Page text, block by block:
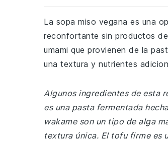
La sopa miso vegana es una
reconfortante sin productos
umami que provienen de la
una textura y nutrientes
Algunos ingredientes de esta
es una pasta fermentada
wakame son un tipo de alga
textura única. El tofu firme es